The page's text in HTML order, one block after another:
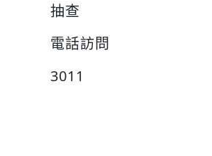
抽查
電話訪問
3011